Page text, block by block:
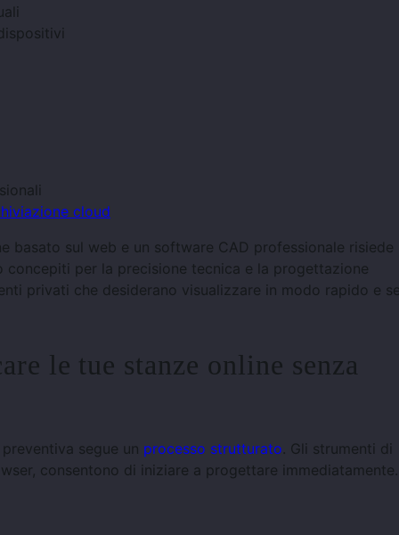
cloud
sul web e un software CAD professionale risiede
per la precisione tecnica e la progettazione
privati ​​che desiderano visualizzare in modo rapido e
le tue stanze online senza
segue un processo strutturato. Gli strumenti di
consentono di iniziare a progettare immediatamente.